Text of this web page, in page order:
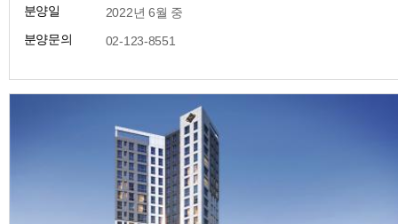
분양일
​ 2022년 6월 중
분양문의
​ 02-123-8551